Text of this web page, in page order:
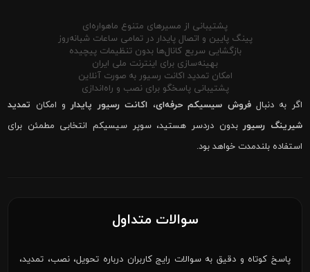
پشتیبانی از مسیرهای متنوع ماهواره‌ای
پینگ پایین و اتصال پایدار در تمامی ساعات شبانه‌روز
بازگشایی سریع کانال‌ها بدون تنظیمات پیچیده
بهینه‌سازی برای اینترنت ملی ایران
امکان تمدید اکانت رسیور به صورت آنلاین
پشتیبانی پاسخگو برای نصب و راه‌اندازی
اگر به دنبالفروش سیسیکم حرفه‌ای، اکانت رسیور پایدارو امکان تمدید
شیرینگ رسیوربدون دردسر هستید، سوپر سیسیکم انتخابی مطمئن برای
استفاده بلندمدت خواهد بود.
سوالات متداول
پاسخ کوتاه و دقیق به سوالات رایج کاربران درباره تحویل، نصب، تمدید،